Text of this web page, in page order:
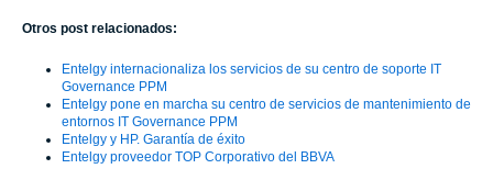
Otros post relacionados:
Entelgy internacionaliza los servicios de su centro de soporte IT
Governance PPM
Entelgy pone en marcha su centro de servicios de mantenimiento de
entornos IT Governance PPM
Entelgy y HP. Garantía de éxito
Entelgy proveedor TOP Corporativo del BBVA